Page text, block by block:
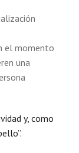
el momento
una
y, como